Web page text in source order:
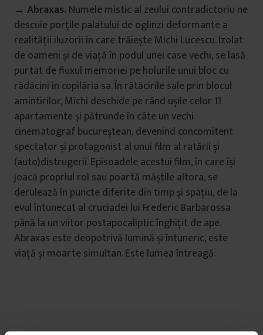
→ Abraxas. Numele mistic al zeului contradictoriu ne
descuie porțile palatului de oglinzi deformante a
realității iluzorii în care trăiește Michi Lucescu. Izolat
de oameni și de viață în podul unei case vechi, se lasă
purtat de fluxul memoriei pe holurile unui bloc cu
rădăcini în copilăria sa. În rătăcirile sale prin blocul
amintirilor, Michi deschide pe rând ușile celor 11
apartamente și pătrunde în câte un vechi
cinematograf bucureștean, devenind concomitent
spectator și protagonist al unui film al ratării și
(auto)distrugerii. Episoadele acestui film, în care își
joacă propriul rol sau poartă măștile altora, se
derulează în puncte diferite din timp și spațiu, de la
evul întunecat al cruciadei lui Frederic Barbarossa
până la un viitor postapocaliptic înghițit de ape.
Abraxas este deopotrivă lumină și întuneric, este
viață și moarte simultan. Este lumea întreagă.